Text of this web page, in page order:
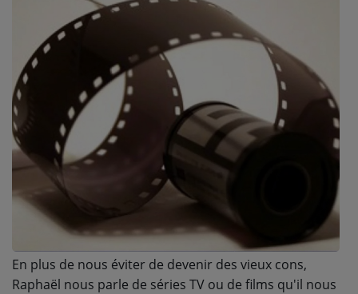
L'ÉQUIPE
Contact
CONTACTEZ-NOUS
A PROPOS DE NOUS
En plus de nous éviter de devenir des vieux cons,
Raphaël nous parle de séries TV ou de films qu'il nous